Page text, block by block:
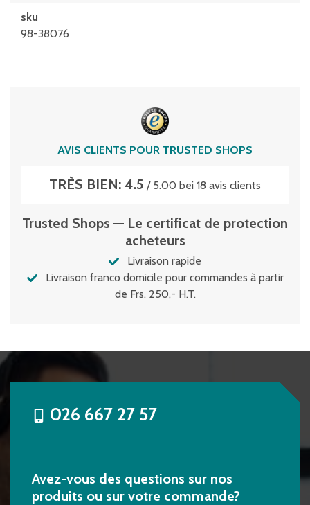
sku
98-38076
AVIS CLIENTS POUR TRUSTED SHOPS
TRÈS BIEN: 4.5 / 5.00 bei 18 avis clients
Trusted Shops — Le certificat de protection
acheteurs
Livraison rapide
Livraison franco domicile pour commandes à partir
de Frs. 250,- H.T.
026 667 27 57
Avez-vous des questions sur nos
produits ou sur votre commande?